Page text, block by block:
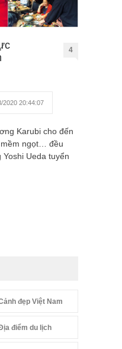
4
2020 20:44:07
Karubi cho đến
mềm ngọt… đều
Ueda tuyển
đẹp Việt Nam
điểm du lịch